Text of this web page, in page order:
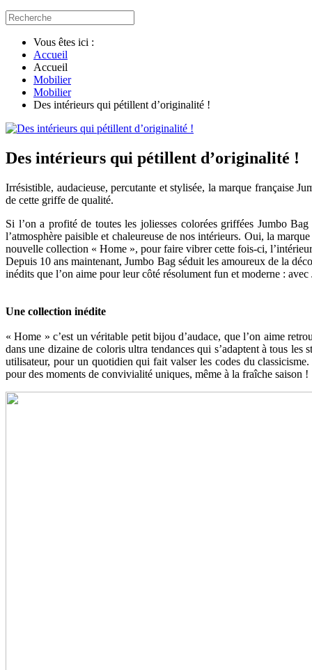
Vous êtes ici :
Accueil
Accueil
Mobilier
Mobilier
Des intérieurs qui pétillent d’originalité !
Des intérieurs qui pétillent d’originalité !
Irrésistible, audacieuse, percutante et stylisée, la marque française
de cette griffe de qualité.
Si l’on a profité de toutes les joliesses colorées griffées Jumbo
l’atmosphère paisible et chaleureuse de nos intérieurs. Oui, la
nouvelle collection « Home », pour faire vibrer cette fois-ci,
Depuis 10 ans maintenant, Jumbo Bag séduit les amoureux de la
inédits que l’on aime pour leur côté résolument fun et moderne :
Une collection inédite
« Home » c’est un véritable petit bijou d’audace, que l’on aime
dans une dizaine de coloris ultra tendances qui s’adaptent à tous
utilisateur, pour un quotidien qui fait valser les codes du
pour des moments de convivialité uniques, même à la fraîche saison !